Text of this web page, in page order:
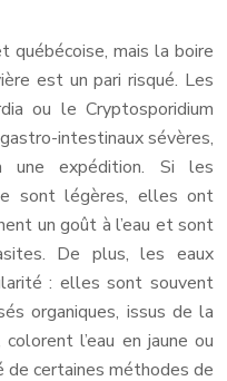
québécoise, mais la boire
est un pari risqué. Les
ou le Cryptosporidium
intestinaux sévères,
une expédition. Si les
sont légères, elles ont
un goût à l’eau et sont
De plus, les eaux
: elles sont souvent
organiques, issus de la
l’eau en jaune ou
de certaines méthodes de